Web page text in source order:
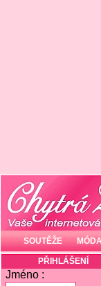
SOUTĚŽE
PŘIHLÁŠENÍ
Jméno :